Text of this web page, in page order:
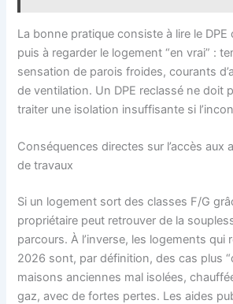
La bonne pratique consiste à lire le
puis à regarder le logement “en vrai” :
sensation de parois froides, courants
de ventilation. Un DPE reclassé ne doit
traiter une isolation insuffisante si
Conséquences directes sur l’accès aux
de travaux
Si un logement sort des classes F/G
propriétaire peut retrouver de la
parcours. À l’inverse, les logements qui
2026 sont, par définition, des cas plus
maisons anciennes mal isolées,
gaz, avec de fortes pertes. Les aides